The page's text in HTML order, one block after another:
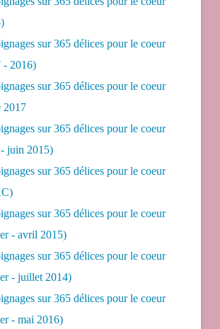
sur 365 délices pour le coeur
- 2016)
sur 365 délices pour le coeur
2017
sur 365 délices pour le coeur
juin 2015)
sur 365 délices pour le coeur
sur 365 délices pour le coeur
- avril 2015)
sur 365 délices pour le coeur
- juillet 2014)
sur 365 délices pour le coeur
- mai 2016)